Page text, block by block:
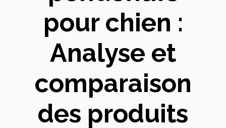
pour chien :
Analyse et
comparaison
des produits